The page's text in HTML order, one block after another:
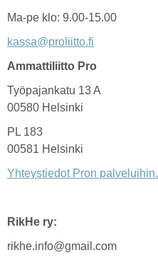
Ma-pe klo: 9.00-15.00
kassa@proliitto.fi
Ammattiliitto Pro
Työpajankatu 13 A
00580 Helsinki
PL 183
00581 Helsinki
Yhteystiedot Pron palveluihin.
RikHe ry:
rikhe.info@gmail.com